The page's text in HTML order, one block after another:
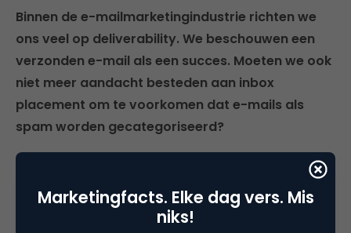
Binnen de e-mailmarketingindustrie richten we
ons veel op deliverability. We beschouwen een
verzonden e-mail als een succes. Moeten we ook
niet meer aandacht besteden aan inbox
placement om te voorkomen dat e-mails als
spam worden gecategoriseerd?
verwarrend en ingewikkeld. Het is een continu
veranderend gebied binnen e-mail. Als iedereen
Marketingfacts. Elke dag vers. Mis
niks!